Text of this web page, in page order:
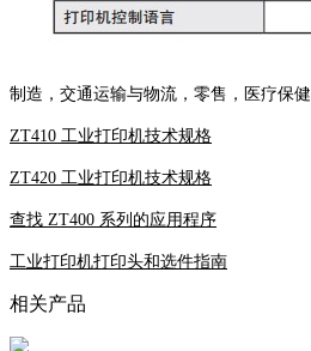
制造，交通运输与物流，零售，医疗保健
ZT410 工业打印机技术规格
ZT420 工业打印机技术规格
查找 ZT400 系列的应用程序
工业打印机打印头和选件指南
相关产品